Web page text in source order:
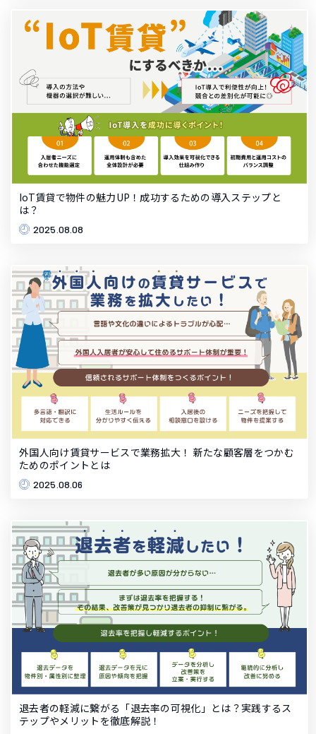
IoT賃貸で物件の魅力UP！成功するための導入ステップと
は？
2025.08.08
外国人向け賃貸サービスで業務拡大！ 新たな顧客層をつかむ
ためのポイントとは
2025.08.06
退去者の軽減に繋がる「退去率の可視化」とは？実践するス
テップやメリットを徹底解説！